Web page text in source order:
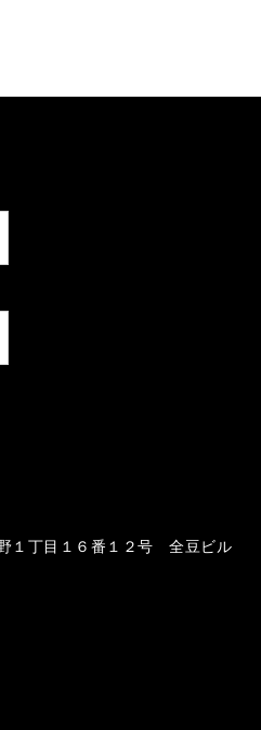
１丁目１６番１２号 全豆ビル